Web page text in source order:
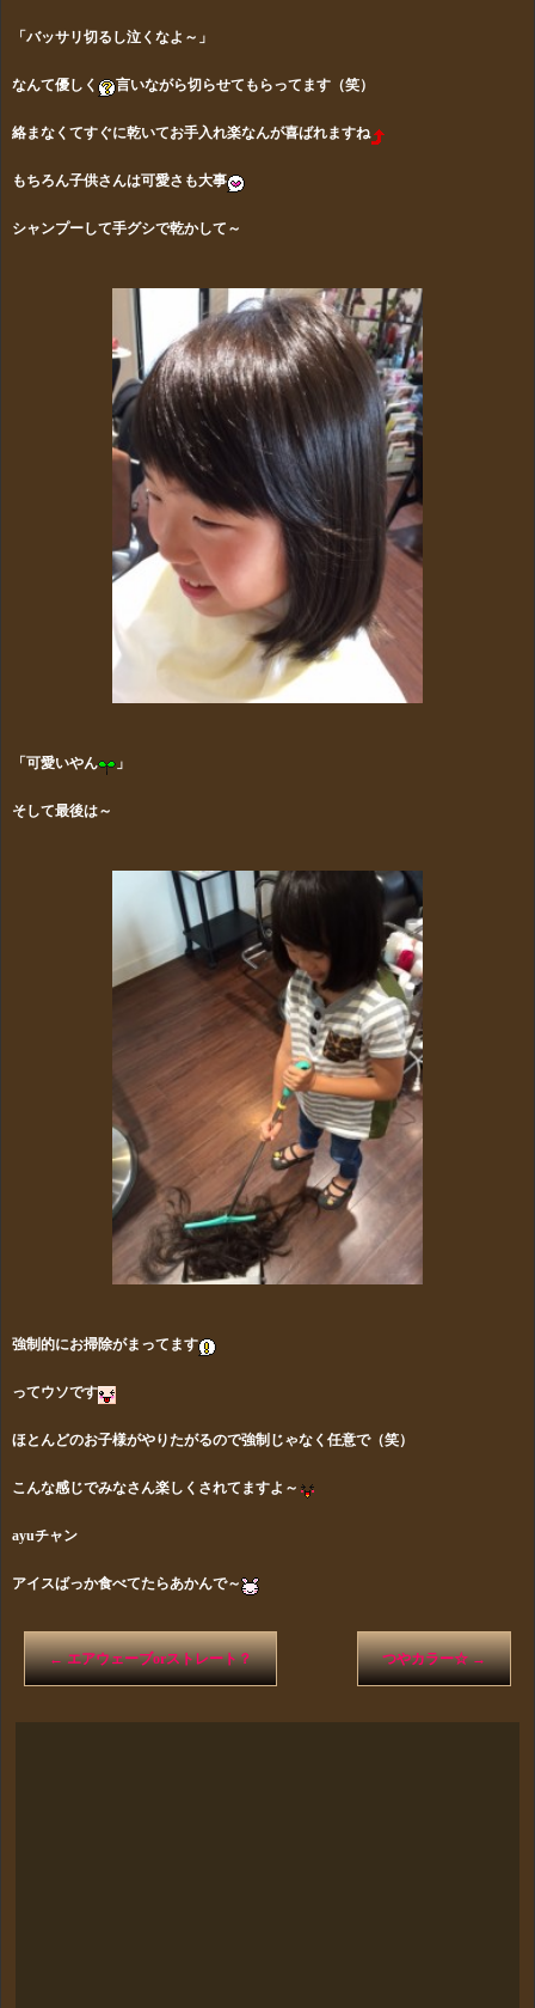
「バッサリ切るし泣くなよ～」
なんて優しく 言いながら切らせてもらってます（笑）
絡まなくてすぐに乾いてお手入れ楽なんが喜ばれますね
もちろん子供さんは可愛さも大事
シャンプーして手グシで乾かして～
「可愛いやん 」
そして最後は～
強制的にお掃除がまってます
ってウソです
ほとんどのお子様がやりたがるので強制じゃなく任意で（笑）
こんな感じでみなさん楽しくされてますよ～
ayuチャン
アイスばっか食べてたらあかんで～
←エアウェーブorストレート？ つやカラー☆→